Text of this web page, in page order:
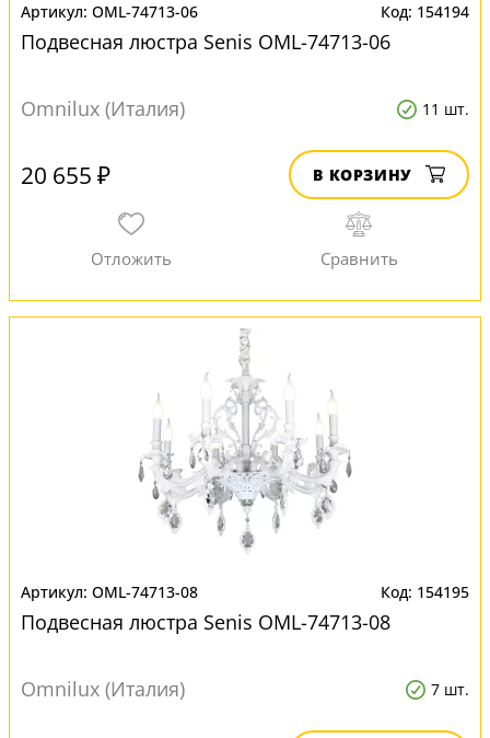
OML-74713-06 154194
Подвесная люстра Senis OML-74713-06
Omnilux (Италия) 11 шт.
20 655 ₽ В КОРЗИНУ
OML-74713-08 154195
Подвесная люстра Senis OML-74713-08
Omnilux (Италия) 7 шт.